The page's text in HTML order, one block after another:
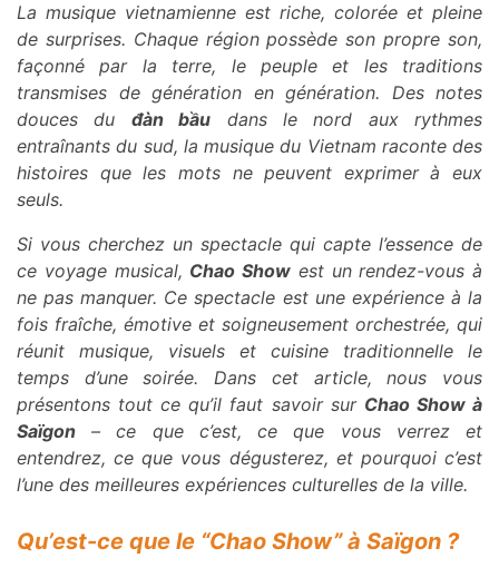
La musique vietnamienne est riche, colorée et pleine
de surprises. Chaque région possède son propre son,
façonné par la terre, le peuple et les traditions
transmises de génération en génération. Des notes
douces du đàn bầu dans le nord aux rythmes
entraînants du sud, la musique du Vietnam raconte des
histoires que les mots ne peuvent exprimer à eux
seuls.
Si vous cherchez un spectacle qui capte l’essence de
ce voyage musical, Chao Show est un rendez-vous à
ne pas manquer. Ce spectacle est une expérience à la
fois fraîche, émotive et soigneusement orchestrée, qui
réunit musique, visuels et cuisine traditionnelle le
temps d’une soirée. Dans cet article, nous vous
présentons tout ce qu’il faut savoir sur Chao Show à
Saïgon – ce que c’est, ce que vous verrez et
entendrez, ce que vous dégusterez, et pourquoi c’est
l’une des meilleures expériences culturelles de la ville.
Qu’est-ce que le “Chao Show” à Saïgon ?